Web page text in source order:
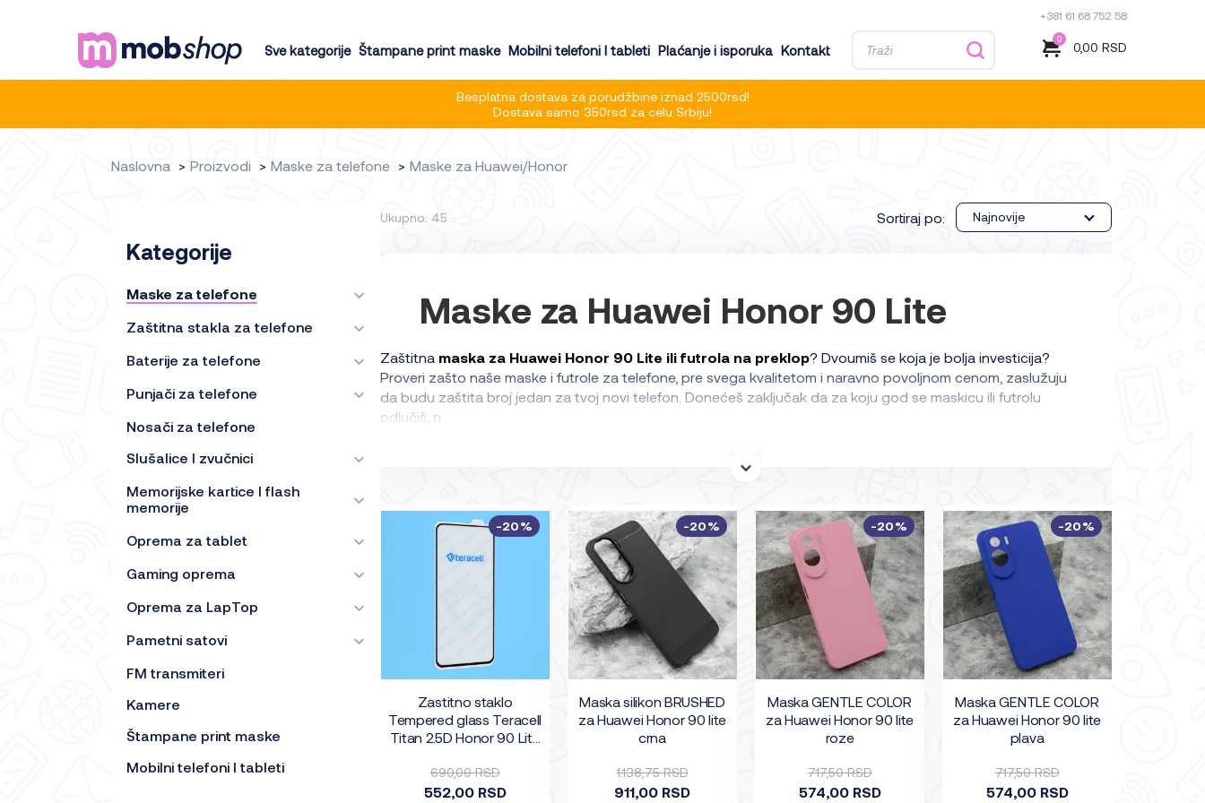
+381 61 68 752 58
Sve kategorije Štampane print maske Mobilni telefoni I tableti Plaćanje i isporuka Kontakt
0
0,00 RSD
Besplatna dostava za porudžbine iznad 2500rsd!
Dostava samo 350rsd za celu Srbiju!
Naslovna Proizvodi Maske za telefone Maske za Huawei/Honor
Kategorije
Maske za telefone
Zaštitna stakla za telefone
Baterije za telefone
Punjači za telefone
Nosači za telefone
Slušalice I zvučnici
Memorijske kartice I flash
memorije
Oprema za tablet
Gaming oprema
Oprema za LapTop
Pametni satovi
FM transmiteri
Kamere
Štampane print maske
Mobilni telefoni I tableti
Ukupno: 45 Sortiraj po: Najnovije
Maske za Huawei Honor 90 Lite
Zaštitna maska za Huawei Honor 90 Lite ili futrola na preklop? Dvoumiš se koja je bolja investicija?
Proveri zašto naše maske i futrole za telefone, pre svega kvalitetom i naravno povoljnom cenom, zaslužuju
da budu zaštita broj jedan za tvoj novi telefon. Donećeš zaključak da za koju god se maskicu ili futrolu
odlučiš, n
Zastitno staklo
Tempered glass Teracell
Titan 2.5D Honor 90 Lite
690,00 RSD
552,00 RSD
-20%
Maska silikon BRUSHED
za Huawei Honor 90 lite
crna
1.138,75 RSD
911,00 RSD
-20%
Maska GENTLE COLOR
za Huawei Honor 90 lite
roze
717,50 RSD
574,00 RSD
-20%
Maska GENTLE COLOR
za Huawei Honor 90 lite
plava
717,50 RSD
574,00 RSD
-20%